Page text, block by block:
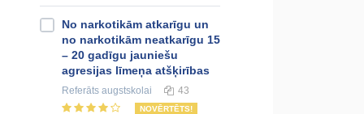
No narkotikām atkarīgu un
no narkotikām neatkarīgu 15
– 20 gadīgu jauniešu
agresijas līmeņa atšķirības
Referāts augstskolai 43
NOVĒRTĒTS!